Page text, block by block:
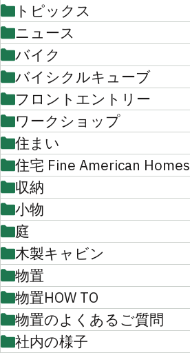
トピックス
ニュース
バイク
バイシクルキューブ
フロントエントリー
ワークショップ
住まい
住宅 Fine American Homes
収納
小物
庭
木製キャビン
物置
物置HOW TO
物置のよくあるご質問
社内の様子